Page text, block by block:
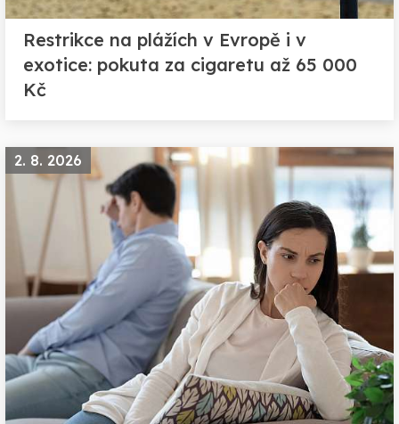
Restrikce na plážích v Evropě i v
exotice: pokuta za cigaretu až 65 000
Kč
2. 8. 2026